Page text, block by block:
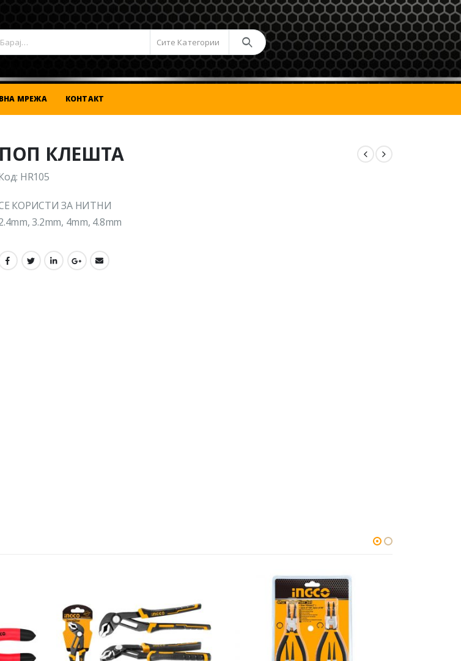
Сите Категории
МРЕЖА КОНТАКТ
ПОП КЛЕШТА
HR105
КОРИСТИ ЗА НИТНИ
3.2mm, 4mm, 4.8mm